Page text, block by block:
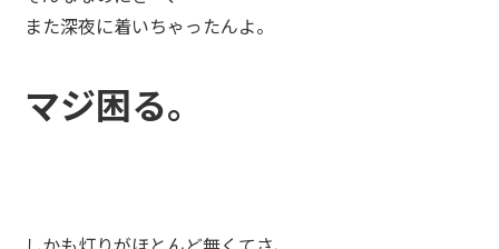
また深夜に着いちゃったんよ。
マジ困る。